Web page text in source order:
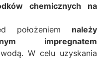
chemicznych na
położeniem należy
impregnatem
W celu uzyskania